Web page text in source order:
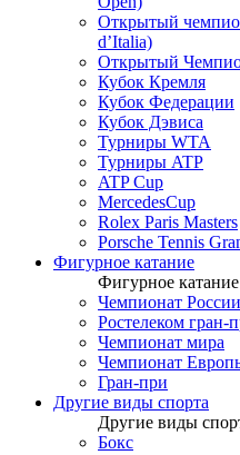
Открытый
d’Italia)
Открытый
Кубок Кремля
Кубок Федерации
Кубок Дэвиса
Турниры WTA
Турниры ATP
ATP Cup
MercedesCup
Rolex Paris Masters
Porsche Tennis
Фигурное катание
Фигурное катание
Чемпионат России
Ростелеком
Чемпионат мира
Чемпионат
Гран-при
Другие виды спорта
Другие виды
Бокс